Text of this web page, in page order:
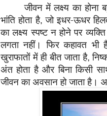
जीवन में लक्ष्य का होना
भांति होता है,जो इधर-ऊधर
का लक्ष्य स्पष्ट न होने पर
लगता नहीं। फिर कहावत भी
खुराफातों में ही बीत जाता है,
अंत होता है और बिना किसी
जीवन का अवसान हो जाता है।